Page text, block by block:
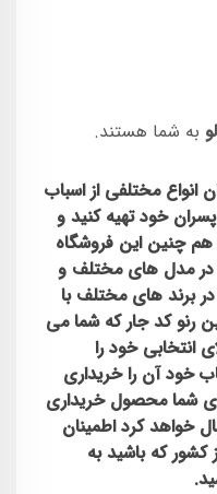
به شما هستند.
انواع مختلفی از اسباب
خود تهیه کنید و
چنین این فروشگاه
در مدل های مختلف و
برند های مختلف با
رنو کد جارکه شما می
انتخابی خود را
خود آن را خریداری
شما محصول خریداری
خواهد کرد اطمینان
کشور که باشید به